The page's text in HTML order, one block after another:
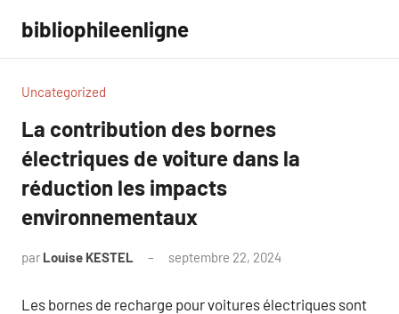
contenu
bibliophileenligne
Uncategorized
La contribution des bornes
électriques de voiture dans la
réduction les impacts
environnementaux
par Louise KESTEL septembre 22, 2024
Les bornes de recharge pour voitures électriques sont